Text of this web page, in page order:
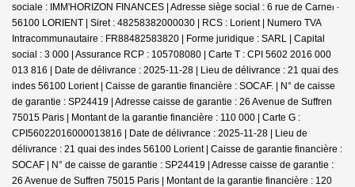
sociale : IMM'HORIZON FINANCES | Adresse siège social : 6 rue de Carnel -
56100 LORIENT | Siret : 48258382000030 | RCS : Lorient | Numero TVA
Intracommunautaire : FR88482583820 | Forme juridique : SARL | Capital
social : 3 000 | Assurance RCP : 105708080 | Carte T : CPI 5602 2016 000
013 816 | Date de délivrance : 2025-11-28 | Lieu de délivrance : 21 quai des
indes 56100 Lorient | Caisse de garantie financière : SOCAF. | N° de caisse
de garantie : SP24419 | Adresse caisse de garantie : 26 Avenue de Suffren
75015 Paris | Montant de la garantie financière : 110 000 | Carte G :
CPI56022016000013816 | Date de délivrance : 2025-11-28 | Lieu de
délivrance : 21 quai des indes 56100 Lorient | Caisse de garantie financière :
SOCAF | N° de caisse de garantie : SP24419 | Adresse caisse de garantie :
26 Avenue de Suffren 75015 Paris | Montant de la garantie financière : 120